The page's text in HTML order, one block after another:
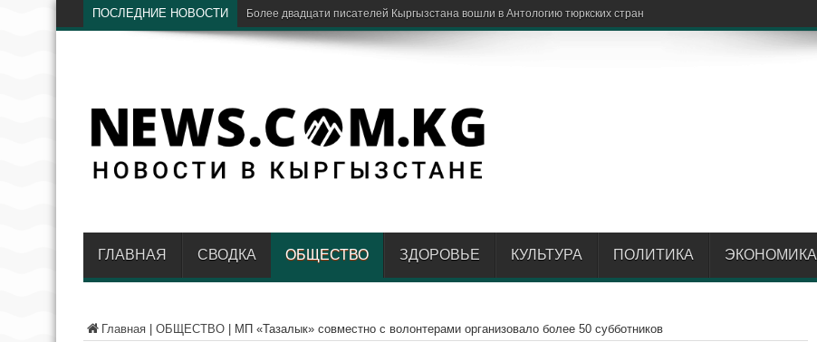
ПОСЛЕДНИЕ НОВОСТИ «
ГЛАВНАЯ СВОДКА ОБЩЕСТВО ЗДОРОВЬЕ КУЛЬТУРА ПОЛИТИКА ЭКОНОМИКА
Главная ОБЩЕСТВО МП «Тазалык» совместно с волонтерами организовало более 50 субботников